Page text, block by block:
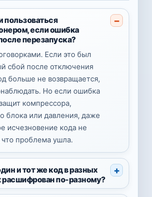
если ошибка
перезапуска?
Если это был
сбой после отключения
больше не возвращается,
Но если ошибка
компрессора,
блока или давления, даже
исчезновение кода не
что проблема ушла.
и тот же код в разных
расшифрован по-разному?